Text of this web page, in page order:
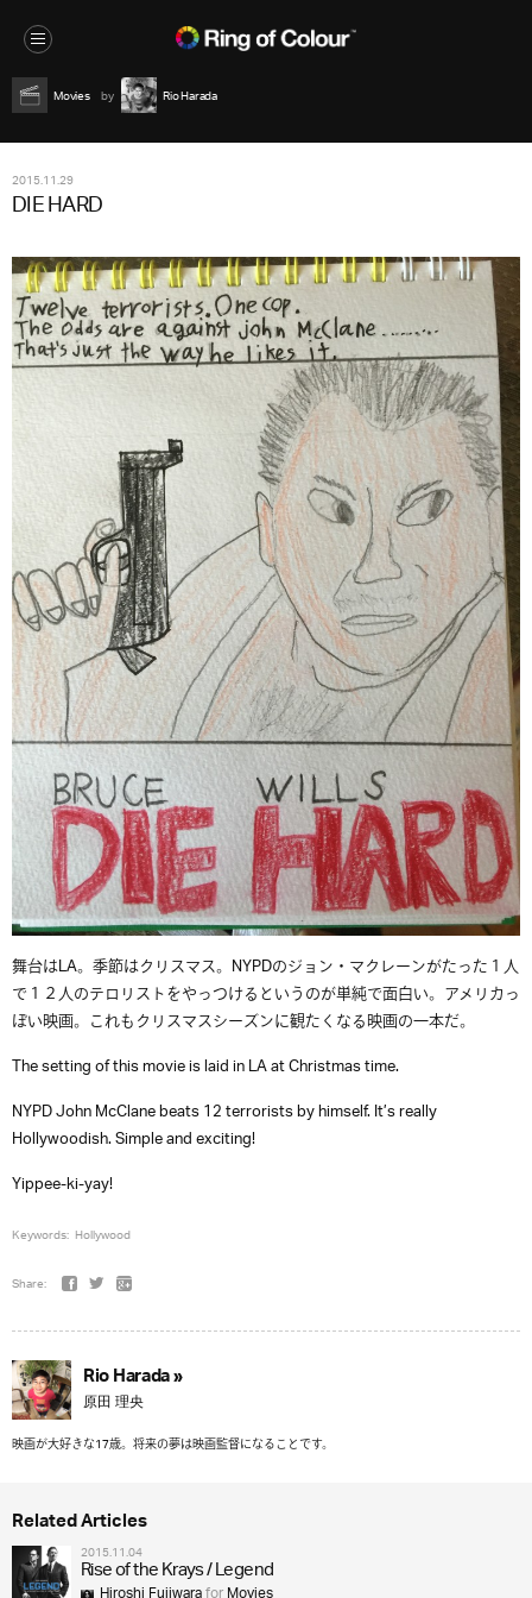
Movies Rio Harada
2015.11.29
DIE HARD
舞台はLA。季節はクリスマス。NYPDのジョン・マクレーンがたった１人
で１２人のテロリストをやっつけるというのが単純で面白い。アメリカっ
ぽい映画。これもクリスマスシーズンに観たくなる映画の一本だ。
The setting of this movie is laid in LA at Christmas time.
NYPD John McClane beats 12 terrorists by himself. It’s really
Hollywoodish. Simple and exciting!
Yippee-ki-yay!
Keywords: Hollywood
Share:
Rio Harada »
原田 理央
映画が大好きな17歳。将来の夢は映画監督になることです。
Related Articles
2015.11.04
Rise of the Krays / Legend